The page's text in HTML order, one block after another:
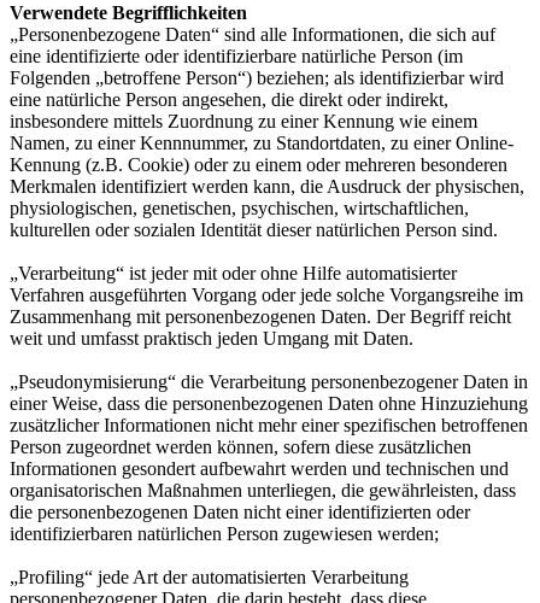
Verwendete Begrifflichkeiten
„Personenbezogene Daten“ sind alle Informationen, die sich auf
eine identifizierte oder identifizierbare natürliche Person (im
Folgenden „betroffene Person“) beziehen; als identifizierbar wird
eine natürliche Person angesehen, die direkt oder indirekt,
insbesondere mittels Zuordnung zu einer Kennung wie einem
Namen, zu einer Kennnummer, zu Standortdaten, zu einer Online-
Kennung (z.B. Cookie) oder zu einem oder mehreren besonderen
Merkmalen identifiziert werden kann, die Ausdruck der physischen,
physiologischen, genetischen, psychischen, wirtschaftlichen,
kulturellen oder sozialen Identität dieser natürlichen Person sind.
„Verarbeitung“ ist jeder mit oder ohne Hilfe automatisierter
Verfahren ausgeführten Vorgang oder jede solche Vorgangsreihe im
Zusammenhang mit personenbezogenen Daten. Der Begriff reicht
weit und umfasst praktisch jeden Umgang mit Daten.
„Pseudonymisierung“ die Verarbeitung personenbezogener Daten in
einer Weise, dass die personenbezogenen Daten ohne Hinzuziehung
zusätzlicher Informationen nicht mehr einer spezifischen betroffenen
Person zugeordnet werden können, sofern diese zusätzlichen
Informationen gesondert aufbewahrt werden und technischen und
organisatorischen Maßnahmen unterliegen, die gewährleisten, dass
die personenbezogenen Daten nicht einer identifizierten oder
identifizierbaren natürlichen Person zugewiesen werden;
„Profiling“ jede Art der automatisierten Verarbeitung
personenbezogener Daten, die darin besteht, dass diese